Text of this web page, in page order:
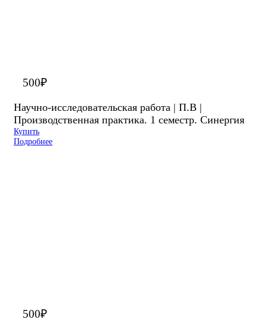
500₽
Научно-исследовательская работа | П.В |
Производственная практика. 1 семестр. Синергия
Купить
Подробнее
500₽